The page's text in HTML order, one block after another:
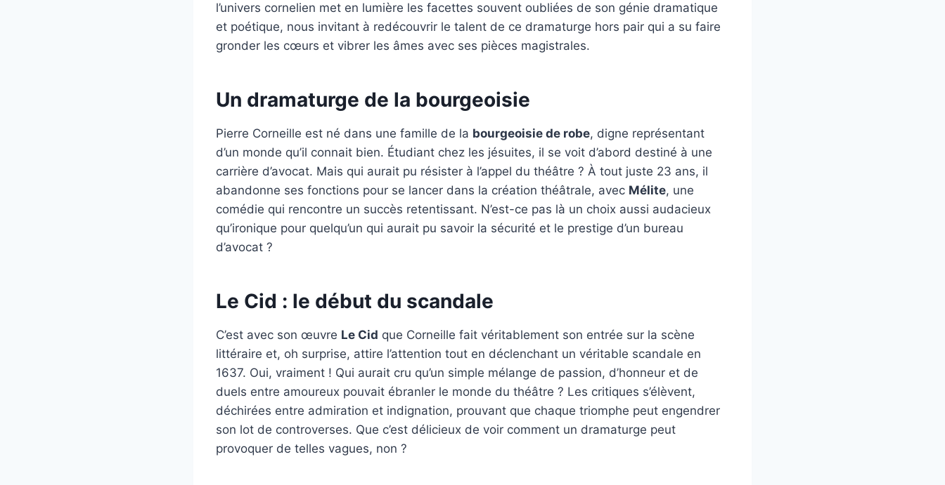
l’univers cornelien met en lumière les facettes souvent oubliées de son génie dramatique
et poétique, nous invitant à redécouvrir le talent de ce dramaturge hors pair qui a su faire
gronder les cœurs et vibrer les âmes avec ses pièces magistrales.
Un dramaturge de la bourgeoisie
Pierre Corneille est né dans une famille de la bourgeoisie de robe, digne représentant
d’un monde qu’il connait bien. Étudiant chez les jésuites, il se voit d’abord destiné à une
carrière d’avocat. Mais qui aurait pu résister à l’appel du théâtre ? À tout juste 23 ans, il
abandonne ses fonctions pour se lancer dans la création théâtrale, avec Mélite, une
comédie qui rencontre un succès retentissant. N’est-ce pas là un choix aussi audacieux
qu’ironique pour quelqu’un qui aurait pu savoir la sécurité et le prestige d’un bureau
d’avocat ?
Le Cid : le début du scandale
C’est avec son œuvre Le Cid que Corneille fait véritablement son entrée sur la scène
littéraire et, oh surprise, attire l’attention tout en déclenchant un véritable scandale en
1637. Oui, vraiment ! Qui aurait cru qu’un simple mélange de passion, d’honneur et de
duels entre amoureux pouvait ébranler le monde du théâtre ? Les critiques s’élèvent,
déchirées entre admiration et indignation, prouvant que chaque triomphe peut engendrer
son lot de controverses. Que c’est délicieux de voir comment un dramaturge peut
provoquer de telles vagues, non ?